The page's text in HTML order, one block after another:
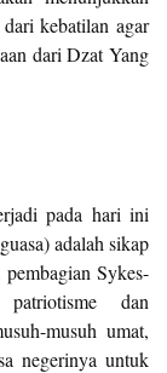
kebatilan agar
dari Dzat Yang
pada hari ini
adalah sikap
Sykes-
dan
musuh umat,
negerinya untuk